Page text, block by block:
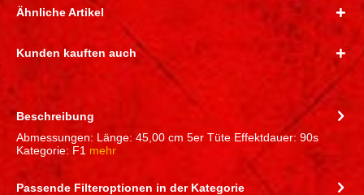
Ähnliche Artikel
Kunden kauften auch
Beschreibung
Abmessungen: Länge: 45,00 cm 5er Tüte Effektdauer: 90s
Kategorie: F1 mehr
Passende Filteroptionen in der Kategorie